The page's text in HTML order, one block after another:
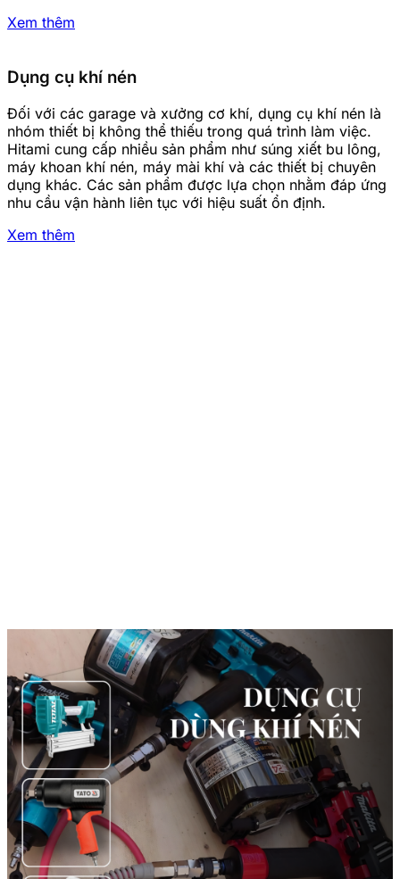
Xem thêm
Dụng cụ khí nén
Đối với các garage và xưởng cơ khí, dụng cụ khí nén là
nhóm thiết bị không thể thiếu trong quá trình làm việc.
Hitami cung cấp nhiều sản phẩm như súng xiết bu lông,
máy khoan khí nén, máy mài khí và các thiết bị chuyên
dụng khác. Các sản phẩm được lựa chọn nhằm đáp ứng
nhu cầu vận hành liên tục với hiệu suất ổn định.
Xem thêm